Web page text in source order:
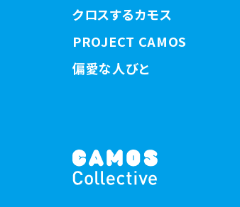
クロスするカモス
PROJECT CAMOS
偏愛な人びと